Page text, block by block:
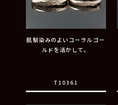
肌馴染みのよいコーラルゴー
ルドを活かして。
T10361